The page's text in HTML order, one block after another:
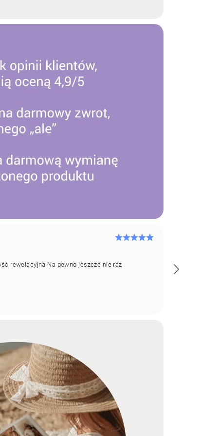
rewelacyjna Na pewno jeszcze nie raz